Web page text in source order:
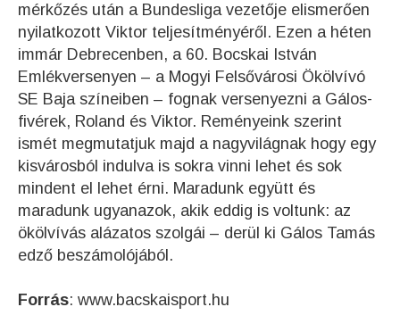
mérkőzés után a Bundesliga vezetője elismerően
nyilatkozott Viktor teljesítményéről. Ezen a héten
immár Debrecenben, a 60. Bocskai István
Emlékversenyen – a Mogyi Felsővárosi Ökölvívó
SE Baja színeiben – fognak versenyezni a Gálos-
fivérek, Roland és Viktor. Reményeink szerint
ismét megmutatjuk majd a nagyvilágnak hogy egy
kisvárosból indulva is sokra vinni lehet és sok
mindent el lehet érni. Maradunk együtt és
maradunk ugyanazok, akik eddig is voltunk: az
ökölvívás alázatos szolgái – derül ki Gálos Tamás
edző beszámolójából.
Forrás: www.bacskaisport.hu